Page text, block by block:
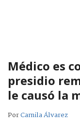
Médico es
presidio
le causó la
PorCamila Álvarez